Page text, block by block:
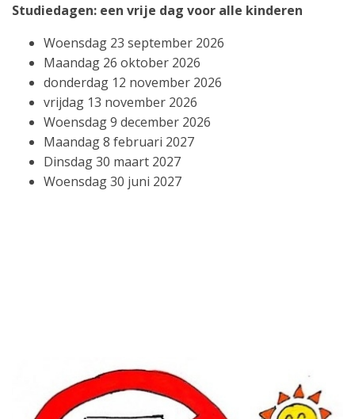
Studiedagen: een vrije dag voor alle kinderen
Woensdag 23 september 2026
Maandag 26 oktober 2026
donderdag 12 november 2026
vrijdag 13 november 2026
Woensdag 9 december 2026
Maandag 8 februari 2027
Dinsdag 30 maart 2027
Woensdag 30 juni 2027